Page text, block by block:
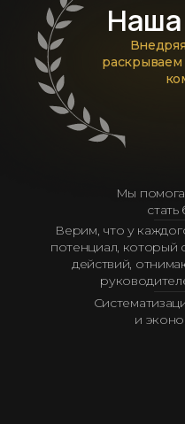
раскрываем
Мы
Верим, что у
потенциал, который
действий,
и